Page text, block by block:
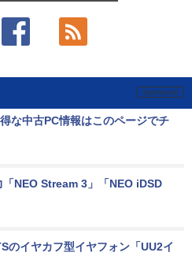
な中古PC情報はこのページでチ
NEO Stream 3」「NEO iDSD
のイヤカフ型イヤフォン「UU2イ